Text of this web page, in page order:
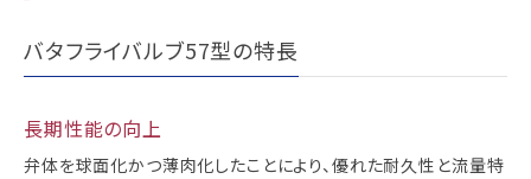
バタフライバルブ57型の特長
長期性能の向上
弁体を球面化かつ薄肉化したことにより、優れた耐久性と流量特